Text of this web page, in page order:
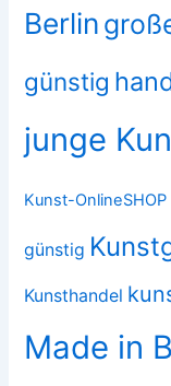
Berlin
günstig
junge
Kunst-OnlineSHOP
günstig
Kunsthandel
Made in